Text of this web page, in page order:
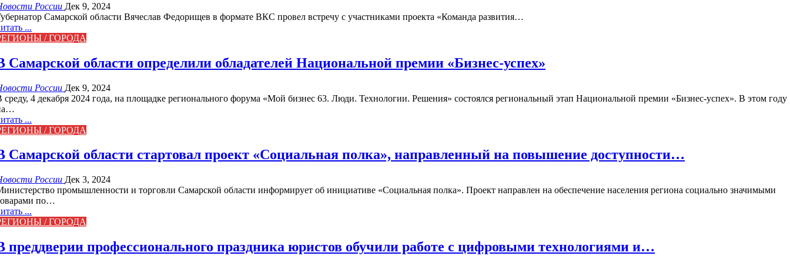
России Дек 9, 2024
Самарской области Вячеслав Федорищев в формате ВКС провел встречу с участниками проекта «Команда развития…
...
/ ГОРОДА
Самарской области определили обладателей Национальной премии «Бизнес-успех»
России Дек 9, 2024
среду, 4 декабря 2024 года, на площадке регионального форума «Мой бизнес 63. Люди. Технологии. Решения» состоялся региональный этап Национальной премии «Бизнес-успех». В этом году
...
/ ГОРОДА
Самарской области стартовал проект «Социальная полка», направленный на повышение доступности…
России Дек 3, 2024
промышленности и торговли Самарской области информирует об инициативе «Социальная полка». Проект направлен на обеспечение населения региона социально значимыми
по…
...
/ ГОРОДА
преддверии профессионального праздника юристов обучили работе с цифровыми технологиями и…